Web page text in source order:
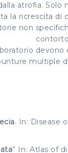
atrofia. Solo
la ricrescita di
non
devono
multiple
. In: Disease
” In: Atlas of